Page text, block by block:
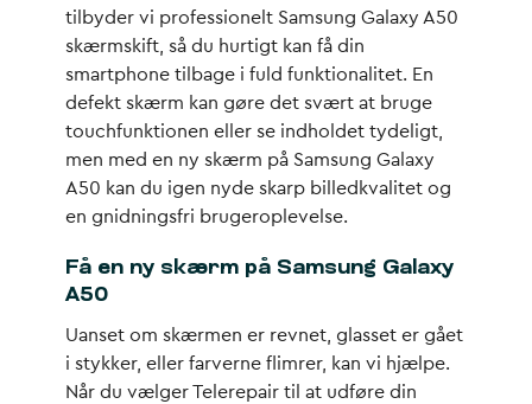
tilbyder vi professionelt Samsung Galaxy A50
skærmskift, så du hurtigt kan få din
smartphone tilbage i fuld funktionalitet. En
defekt skærm kan gøre det svært at bruge
touchfunktionen eller se indholdet tydeligt,
men med en ny skærm på Samsung Galaxy
A50 kan du igen nyde skarp billedkvalitet og
en gnidningsfri brugeroplevelse.
Få en ny skærm på Samsung Galaxy
A50
Uanset om skærmen er revnet, glasset er gået
i stykker, eller farverne flimrer, kan vi hjælpe.
Når du vælger Telerepair til at udføre din